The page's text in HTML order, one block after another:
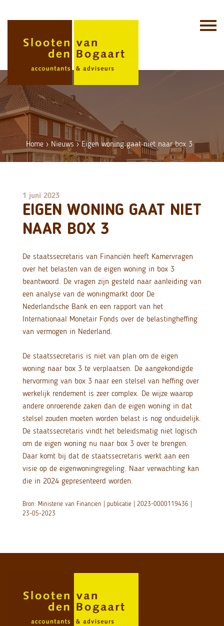
Home › Nieuws›Eigen woning gaat niet naar box 3
1 juni 2023
EIGEN WONING GAAT NIET
NAAR BOX 3
De staatssecretaris van Financiën heeft Kamervragen
over het belasten van de eigen woning in box 3
beantwoord. De vragen zijn gesteld naar aanleiding van
een analyse van de woningmarkt door De
Nederlandsche Bank en een rapport van het
Internationaal Monetair Fonds over de belastingheffing
van vermogen in Nederland.
De staatssecretaris is niet van plan om de eigen
woning naar box 3 te verplaatsen. De aangekondigde
hervorming van box 3 naar een stelsel van heffing over
werkelijk rendement is zeer complex. De wijze waarop
andere onroerende zaken dan de eigen woning in dat
stelsel zouden moeten worden belast is nog onduidelijk.
De staatssecretaris vindt het beleidsmatig niet logisch
om de eigen woning nu naar box 3 over te brengen.
Daar komt bij dat de staatssecretaris werkt aan een
visie op de eigenwoningregeling. Naar verwachting kan
die in 2024 gepresenteerd worden.
Bron: Ministerie van Financiën | publicatie | 2023-0000119436 |
23-05-2023